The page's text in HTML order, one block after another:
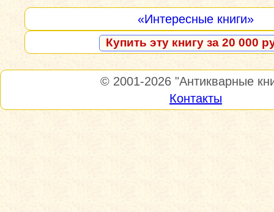
«Интересные книги»
Купить эту книгу за 20 000
© 2001-2026 "Антикварные
Контакты